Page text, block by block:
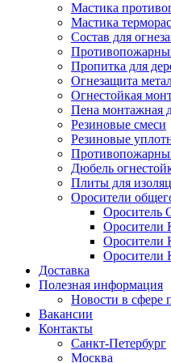
Мастика
Мастика
Состав для
Пропитка для
Огнезащита
Огнестойкая
Пена монтажная
Резиновые смеси
Резиновые
Дюбель
Плиты для
Оросители
Ороситель
Оросители
Оросители
Оросители
Доставка
Полезная информация
Новости в сфере
Вакансии
Контакты
Санкт-Петербург
Москва